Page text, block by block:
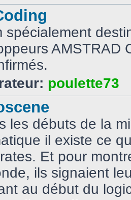
spécialement
AMSTRAD
poulette73
les débuts de la
il existe ce
Et pour
ils signaient
au début du